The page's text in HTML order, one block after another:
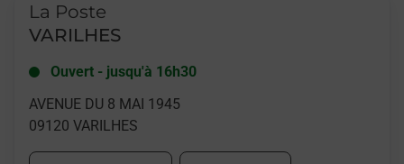
La Poste
VARILHES
Ouvert - jusqu'à 16h30
AVENUE DU 8 MAI 1945
09120 VARILHES